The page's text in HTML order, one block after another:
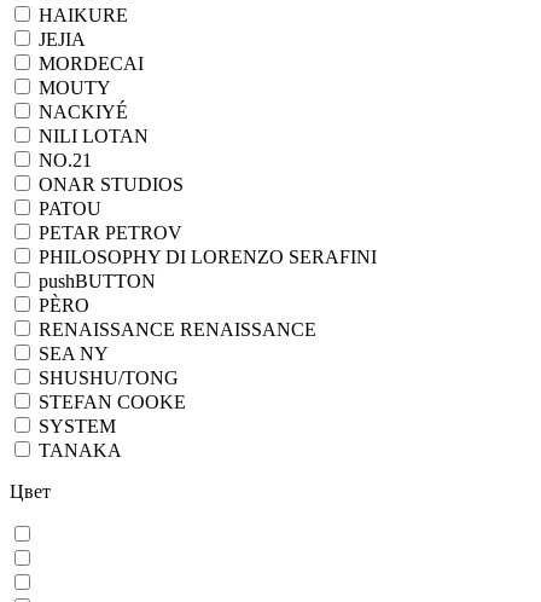
HAIKURE
JEJIA
MORDECAI
MOUTY
NACKIYÉ
NILI LOTAN
NO.21
ONAR STUDIOS
PATOU
PETAR PETROV
PHILOSOPHY DI LORENZO SERAFINI
pushBUTTON
PÈRO
RENAISSANCE RENAISSANCE
SEA NY
SHUSHU/TONG
STEFAN COOKE
SYSTEM
TANAKA
Цвет